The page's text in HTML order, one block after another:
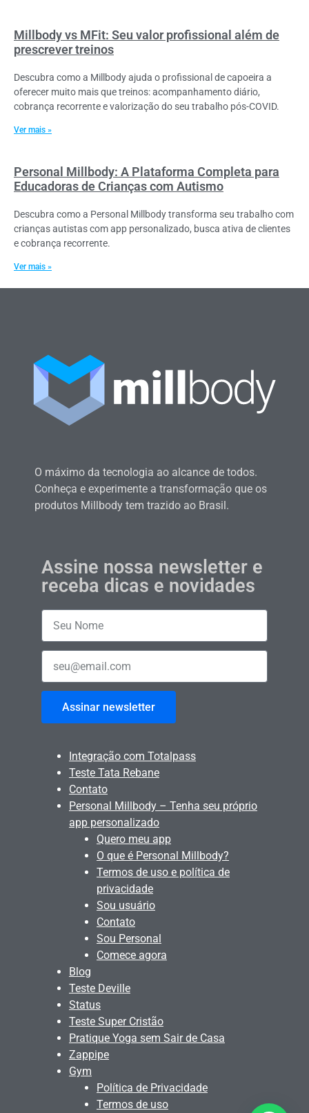
Millbody vs MFit: Seu valor profissional além de
prescrever treinos
Descubra como a Millbody ajuda o profissional de capoeira a
oferecer muito mais que treinos: acompanhamento diário,
cobrança recorrente e valorização do seu trabalho pós-COVID.
Ver mais »
Personal Millbody: A Plataforma Completa para
Educadoras de Crianças com Autismo
Descubra como a Personal Millbody transforma seu trabalho com
crianças autistas com app personalizado, busca ativa de clientes
e cobrança recorrente.
Ver mais »
O máximo da tecnologia ao alcance de todos.
Conheça e experimente a transformação que os
produtos Millbody tem trazido ao Brasil.
Assine nossa newsletter e
receba dicas e novidades
Assinar newsletter
Integração com Totalpass
Teste Tata Rebane
Contato
Personal Millbody – Tenha seu próprio
app personalizado
Quero meu app
O que é Personal Millbody?
Termos de uso e política de
privacidade
Sou usuário
Contato
Sou Personal
Comece agora
Blog
Teste Deville
Status
Teste Super Cristão
Pratique Yoga sem Sair de Casa
Zappipe
Gym
Política de Privacidade
Termos de uso